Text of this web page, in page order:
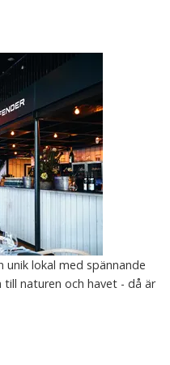
unik lokal med spännande
naturen och havet - då är